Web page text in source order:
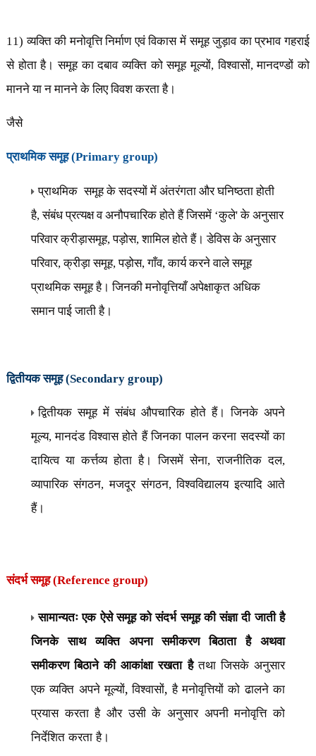
11) व्यक्ति की मनोवृत्ति निर्माण एवं विकास में समूह जुड़ाव का प्रभाव गहराई
से होता है। समूह का दबाव व्यक्ति को समूह मूल्यों,विश्वासों,मानदण्डों को
मानने या न मानने के लिए विवश करता है।
जैसे
प्राथमिक समूह (Primary group)
प्राथमिक समूह के सदस्यों में अंतरंगता और घनिष्ठता होती
है,संबंध प्रत्यक्ष व अनौपचारिकहोते हैं जिसमें ‘कुले'के अनुसार
परिवार क्रीड़ासमूह,पड़ोस,शामिल होते हैं। डेविस के अनुसार
परिवार,क्रीड़ा समूह,पड़ोस,गाँव,कार्य करने वाले समूह
प्राथमिक समूह है। जिनकी मनोवृत्तियाँ अपेक्षाकृत अधिक
समान पाई जाती है।
द्वितीयक समूह (Secondary group)
द्वितीयक समूह में संबंध औपचारिक होते हैं। जिनके अपने
मूल्य,मानदंड विश्वास होते हैं जिनका पालन करना सदस्यों का
दायित्व या कर्त्तव्य होता है। जिसमें सेना,राजनीतिक दल,
व्यापारिक संगठन,मजदूरसंगठन,विश्वविद्यालय इत्यादि आते
हैं।
संदर्भ समूह (Reference group)
सामान्यतः एक ऐसे समूह को संदर्भ समूह की संज्ञा दी जाती है
जिनके साथ व्यक्ति अपना समीकरण बिठाता है अथवा
समीकरण बिठाने की आकांक्षा रखता हैतथा जिसके अनुसार
एक व्यक्ति अपने मूल्यों,विश्वासों,है मनोवृत्तियों को ढालने का
प्रयास करता है और उसी के अनुसार अपनी मनोवृत्ति को
निर्देशित करता है।